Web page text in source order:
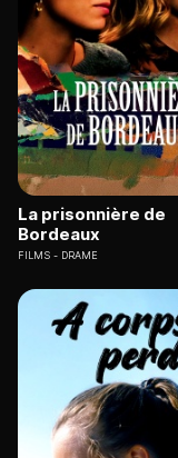
La prisonnière de
Bordeaux
FILMS DRAME